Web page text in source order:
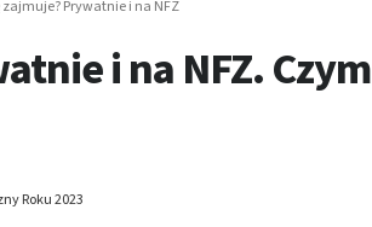
Prywatnie i na NFZ
i na NFZ. Czym
Roku 2023